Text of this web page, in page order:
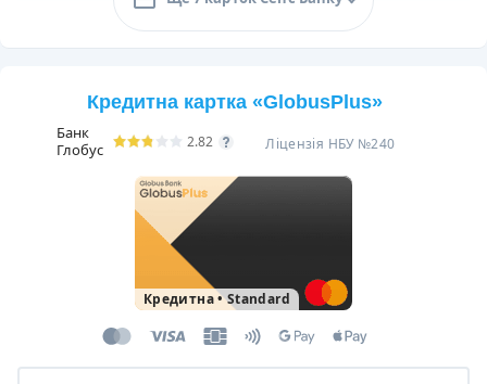
Кредитна картка «GlobusPlus»
Банк
Глобус
2.82 Ліцензія НБУ №240
Кредитна•Standard